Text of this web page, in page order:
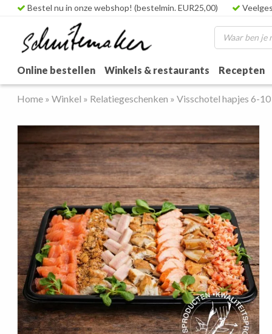
Bestel nu in onze webshop! (bestelmin. EUR25,00)
Online bestellen Winkels & restaurants Recepten
Home »Winkel » Relatiegeschenken »Visschotel hapjes 6-